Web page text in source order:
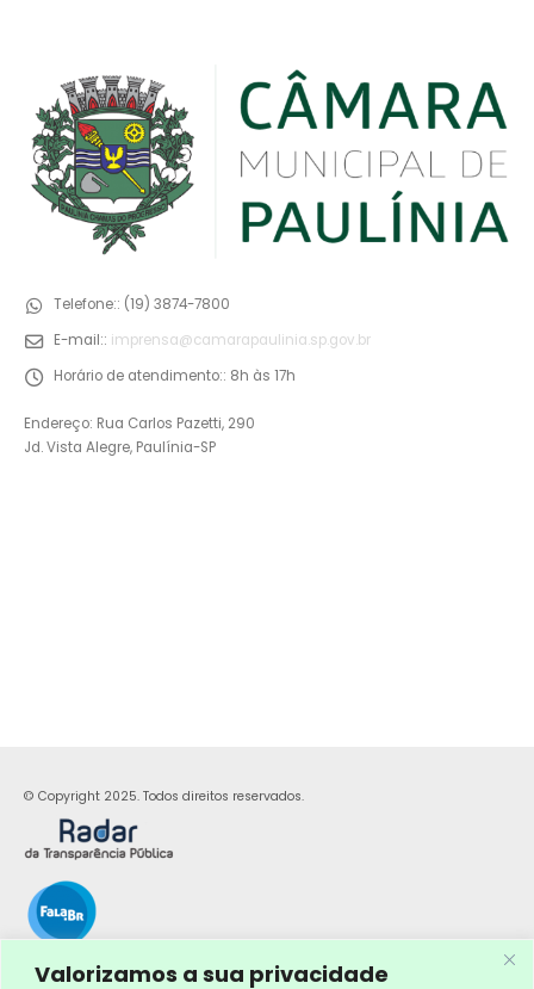
Valorizamos a sua privacidade
Telefone:: (19) 3874-7800
E-mail:: imprensa@camarapaulinia.sp.gov.br
Horário de atendimento:: 8h às 17h
Endereço: Rua Carlos Pazetti, 290
Jd. Vista Alegre, Paulínia-SP
© Copyright 2025. Todos direitos reservados.